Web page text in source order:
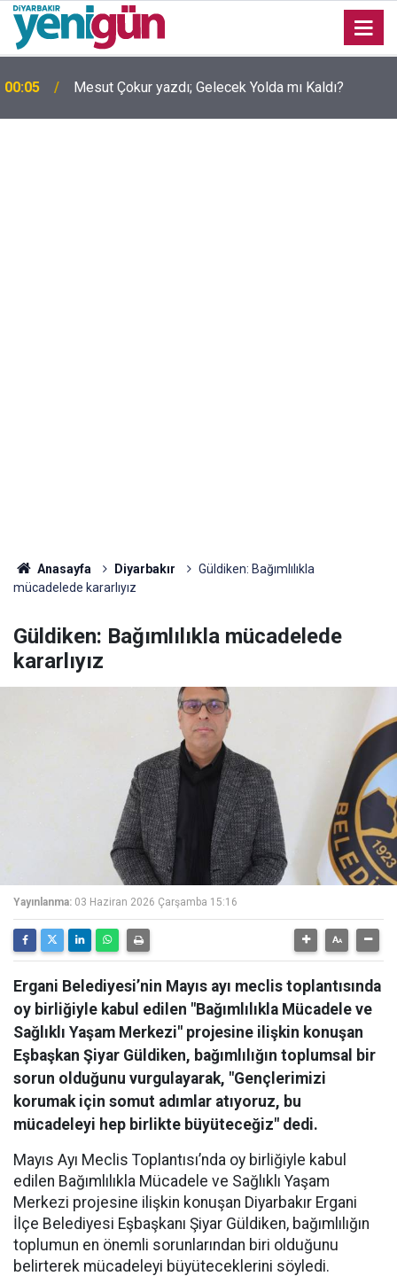
00:05 Mesut Çokur yazdı; Gelecek Yolda mı Kaldı?
Anasayfa Diyarbakır
Güldiken: Bağımlılıkla
mücadelede kararlıyız
Güldiken: Bağımlılıkla mücadelede
kararlıyız
Yayınlanma: 03 Haziran 2026 Çarşamba 15:16
Ergani Belediyesi’nin Mayıs ayı meclis toplantısında
oy birliğiyle kabul edilen "Bağımlılıkla Mücadele ve
Sağlıklı Yaşam Merkezi" projesine ilişkin konuşan
Eşbaşkan Şiyar Güldiken, bağımlılığın toplumsal bir
sorun olduğunu vurgulayarak, "Gençlerimizi
korumak için somut adımlar atıyoruz, bu
mücadeleyi hep birlikte büyüteceğiz" dedi.
Mayıs Ayı Meclis Toplantısı’nda oy birliğiyle kabul
edilen Bağımlılıkla Mücadele ve Sağlıklı Yaşam
Merkezi projesine ilişkin konuşan Diyarbakır Ergani
İlçe Belediyesi Eşbaşkanı Şiyar Güldiken, bağımlılığın
toplumun en önemli sorunlarından biri olduğunu
belirterek mücadeleyi büyüteceklerini söyledi.